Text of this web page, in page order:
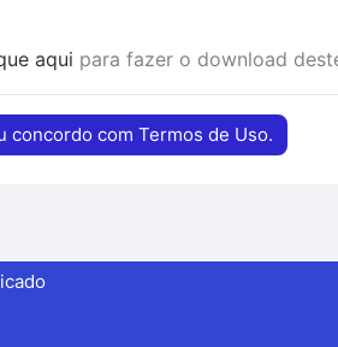
aqui para fazer o download
concordo com Termos de Uso.